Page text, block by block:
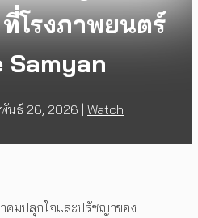
โรงภาพยนตร์
Samyan
นธ์ 26, 2026 | Watch
คมปลุกใจและปรัชญาของ